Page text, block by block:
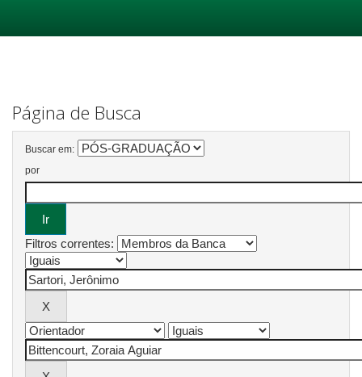
Página de Busca
Buscar em:
por
Filtros correntes: